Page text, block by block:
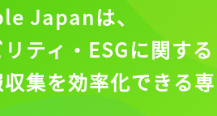
Japanは、
ティ・ESGに関する
集を効率化できる